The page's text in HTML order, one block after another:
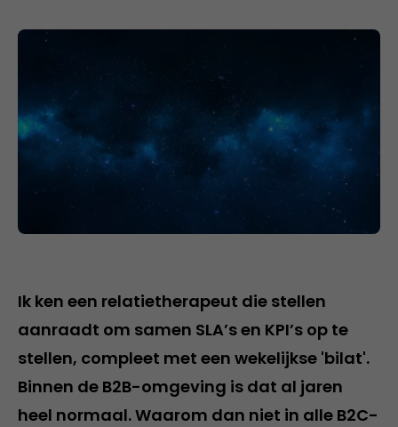
Ik ken een relatietherapeut die stellen
aanraadt om samen SLA’s en KPI’s op te
stellen, compleet met een wekelijkse 'bilat'.
Binnen de B2B-omgeving is dat al jaren
heel normaal. Waarom dan niet in alle B2C-